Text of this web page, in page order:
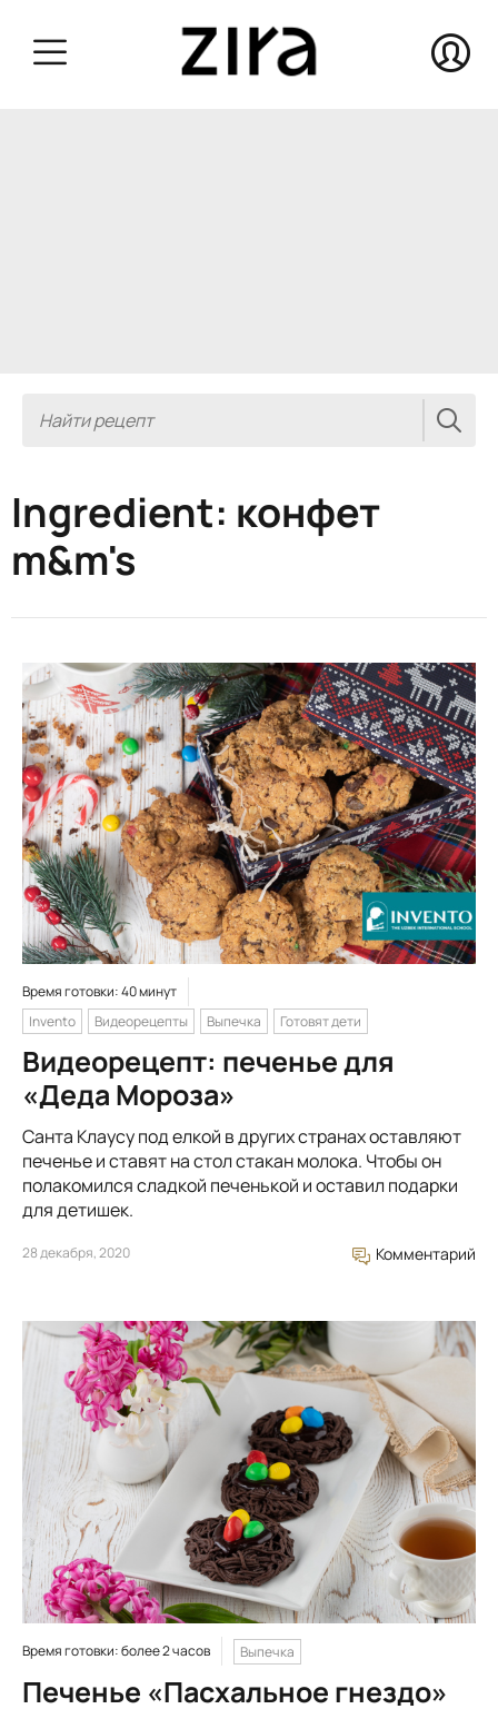
Ingredient: конфет
m&m's
Время готовки: 40 минут
Invento
Видеорецепты Выпечка Готовят дети
Видеорецепт: печенье для
«Деда Мороза»
Санта Клаусу под елкой в других странах оставляют
печенье и ставят на стол стакан молока. Чтобы он
полакомился сладкой печенькой и оставил подарки
для детишек.
28 декабря, 2020 Комментарий
Время готовки: более 2 часов Выпечка
Печенье «Пасхальное гнездо»